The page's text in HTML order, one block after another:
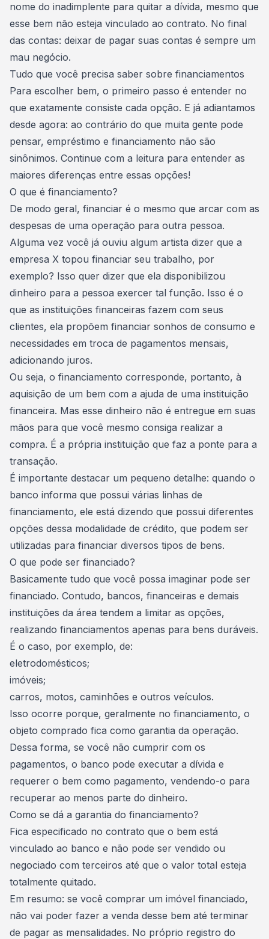
nome do inadimplente para quitar a dívida, mesmo que
esse bem não esteja vinculado ao contrato. No final
das contas: deixar de pagar suas contas é sempre um
mau negócio.
Tudo que você precisa saber sobre financiamentos
Para escolher bem, o primeiro passo é entender no
que exatamente consiste cada opção. E já adiantamos
desde agora: ao contrário do que muita gente pode
pensar, empréstimo e financiamento não são
sinônimos. Continue com a leitura para entender as
maiores diferenças entre essas opções!
O que é financiamento?
De modo geral, financiar é o mesmo que arcar com as
despesas de uma operação para outra pessoa.
Alguma vez você já ouviu algum artista dizer que a
empresa X topou financiar seu trabalho, por
exemplo? Isso quer dizer que ela disponibilizou
dinheiro para a pessoa exercer tal função. Isso é o
que as instituições financeiras fazem com seus
clientes, ela propõem financiar sonhos de consumo e
necessidades em troca de pagamentos mensais,
adicionando juros.
Ou seja, o financiamento corresponde, portanto, à
aquisição de um bem com a ajuda de uma instituição
financeira. Mas esse dinheiro não é entregue em suas
mãos para que você mesmo consiga realizar a
compra. É a própria instituição que faz a ponte para a
transação.
É importante destacar um pequeno detalhe: quando o
banco informa que possui várias linhas de
financiamento, ele está dizendo que possui diferentes
opções dessa modalidade de crédito, que podem ser
utilizadas para financiar diversos tipos de bens.
O que pode ser financiado?
Basicamente tudo que você possa imaginar pode ser
financiado. Contudo, bancos, financeiras e demais
instituições da área tendem a limitar as opções,
realizando financiamentos apenas para bens duráveis.
É o caso, por exemplo, de:
eletrodomésticos;
imóveis;
carros, motos, caminhões e outros veículos.
Isso ocorre porque, geralmente no financiamento, o
objeto comprado fica como garantia da operação.
Dessa forma, se você não cumprir com os
pagamentos, o banco pode executar a dívida e
requerer o bem como pagamento, vendendo-o para
recuperar ao menos parte do dinheiro.
Como se dá a garantia do financiamento?
Fica especificado no contrato que o bem está
vinculado ao banco e não pode ser vendido ou
negociado com terceiros até que o valor total esteja
totalmente quitado.
Em resumo: se você comprar um imóvel financiado,
não vai poder fazer a venda desse bem até terminar
de pagar as mensalidades. No próprio registro do